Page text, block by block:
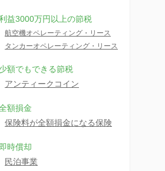
益3000万円以上の節税
航空機オペレーティング・リース
タンカーオペレーティング・リース
少額でもできる節税
アンティークコイン
額損金
保険料が全額損金になる保険
即時償却
民泊事業